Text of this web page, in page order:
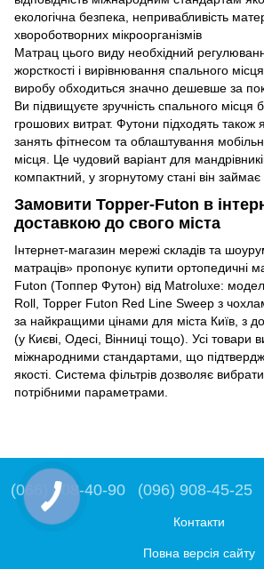
екологічна безпека, непривабливість
хвороботворних мікроорганізмів
Матрац цього виду необхідний
жорсткості і вирівнювання спального
виробу обходиться значно дешевше за
Ви підвищуєте зручність спального місця
грошових витрат. Футони підходять також
занять фітнесом та облаштування
місця. Це чудовий варіант для
компактний, у згорнутому стані він
Замовити Topper-Futon в
доставкою до свого міста
Інтернет-магазин мережі складів та
матраців» пропонує купити ортопедичні
Futon (Топпер Футон) від Matroluxe:
Roll, Topper Futon Red Line Sweep з
за найкращими цінами для міста Київ, з
(у Києві, Одесі, Вінниці тощо). Усі товари
міжнародними стандартами, що
якості. Система фільтрів дозволяє
потрібними параметрами.
(066) 008-40-90 (096) 908-45-25
Контакти
Повна версія сайту